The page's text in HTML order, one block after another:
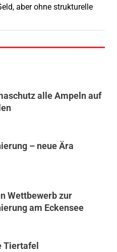
aber ohne strukturelle
alle Ampeln auf
– neue Ära
Wettbewerb zur
am Eckensee
Tiertafel